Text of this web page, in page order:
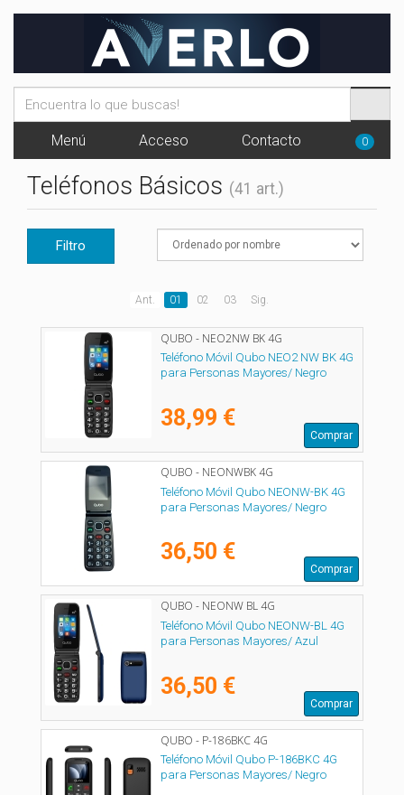
Menú Acceso Contacto 0
Teléfonos Básicos (41 art.)
Filtro
Ant. 01 02 03 Sig.
QUBO - NEO2NW BK 4G
Teléfono Móvil Qubo NEO2 NW BK 4G
para Personas Mayores/ Negro
38,99 €
Comprar
QUBO - NEONWBK 4G
Teléfono Móvil Qubo NEONW-BK 4G
para Personas Mayores/ Negro
36,50 €
Comprar
QUBO - NEONW BL 4G
Teléfono Móvil Qubo NEONW-BL 4G
para Personas Mayores/ Azul
36,50 €
Comprar
QUBO - P-186BKC 4G
Teléfono Móvil Qubo P-186BKC 4G
para Personas Mayores/ Negro